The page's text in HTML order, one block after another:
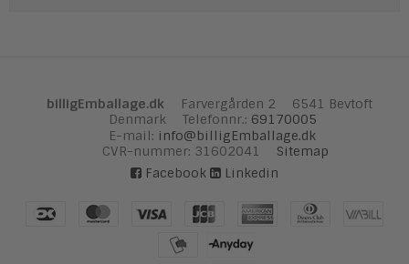
billigEmballage.dk Farvergården 2
6541 Bevtoft
Denmark
Telefonnr.: 69170005
E-mail: info@billigEmballage.dk
CVR-nummer: 31602041
Sitemap
Facebook
Linkedin